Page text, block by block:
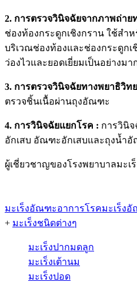
2. การตรวจวินิจฉัยจากภาพถ่าย
ช่องท้องกระดูกเชิงกราน ใช้สำ
บริเวณช่องท้องและช่องกระดูกเ
ว่องไวและยอดเยี่ยมเป็นอย่าง
3. การตรวจวินิจฉัยทางพยาธิวิท
ตรวจชิ้นเนื้อผ่านถุงอัณฑะ
4. การวินิจฉัยแยกโรค : การวินิ
อักเสบ อัณฑะอักเสบและถุงน้ำ
ผู้เชี่ยวชาญของโรงพยาบาลมะ
มะเร็งอัณฑะอาการโรคมะเร็ง
+ มะเร็งชนิดต่างๆ
มะเร็งปากมดลูก
มะเร็งเต้านม
มะเร็งปอด